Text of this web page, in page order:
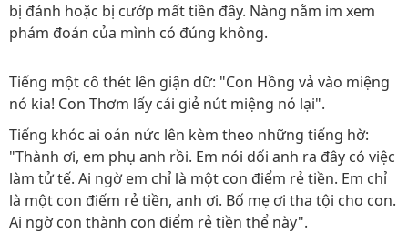
bị đánh hoặc bị cướp mất tiền đây. Nàng nằm im xem
phám đoán của mình có đúng không.
Tiếng một cô thét lên giận dữ: "Con Hồng vả vào miệng
nó kia! Con Thơm lấy cái giẻ nút miệng nó lại".
Tiếng khóc ai oán nức lên kèm theo những tiếng hờ:
"Thành ơi, em phụ anh rồi. Em nói dối anh ra đây có việc
làm tử tế. Ai ngờ em chỉ là một con điểm rẻ tiền. Em chỉ
là một con điếm rẻ tiền, anh ơi. Bố mẹ ơi tha tội cho con.
Ai ngờ con thành con điểm rẻ tiền thể này".